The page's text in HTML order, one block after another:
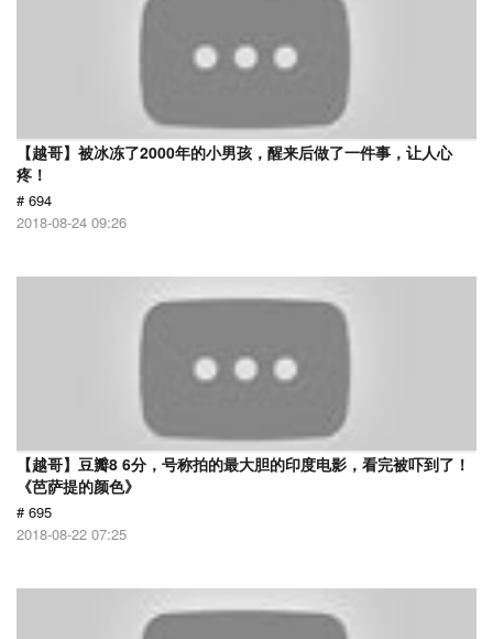
【越哥】被冰冻了2000年的小男孩，醒来后做了一件事，让人心
疼！
# 694
2018-08-24 09:26
【越哥】豆瓣8 6分，号称拍的最大胆的印度电影，看完被吓到了！
《芭萨提的颜色》
# 695
2018-08-22 07:25